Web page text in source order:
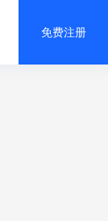
免费注册